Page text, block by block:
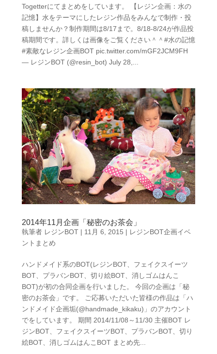
Togetterにてまとめをしています。 【レジン企画：水の
記憶】水をテーマにしたレジン作品をみんなで制作・投
稿しませんか？制作期間は8/17まで。8/18-8/24が作品投
稿期間です。詳しくは画像をご覧ください＾＾#水の記憶
#素敵なレジン企画BOT pic.twitter.com/mGF2JCM9FH
— レジンBOT (@resin_bot) July 28,...
2014年11月企画「秘密のお茶会」
執筆者 レジンBOT| 11月 6, 2015 | レジンBOT企画イベ
ントまとめ
ハンドメイド系のBOT(レジンBOT、フェイクスイーツ
BOT、プラバンBOT、切り絵BOT、消しゴムはんこ
BOT)が初の合同企画を行いました。 今回の企画は「秘
密のお茶会」です。 ご応募いただいた皆様の作品は「ハ
ンドメイド企画垢(@handmade_kikaku)」のアカウント
でをしています。 期間 2014/11/08～11/30 主催BOT レ
ジンBOT、フェイクスイーツBOT、プラバンBOT、切り
絵BOT、消しゴムはんこBOT まとめ先...